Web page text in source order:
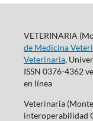
VETERINARIA
de Medicina
Veterinaria,
ISSN 0376-4362
en línea
Veterinaria
interoperabilidad